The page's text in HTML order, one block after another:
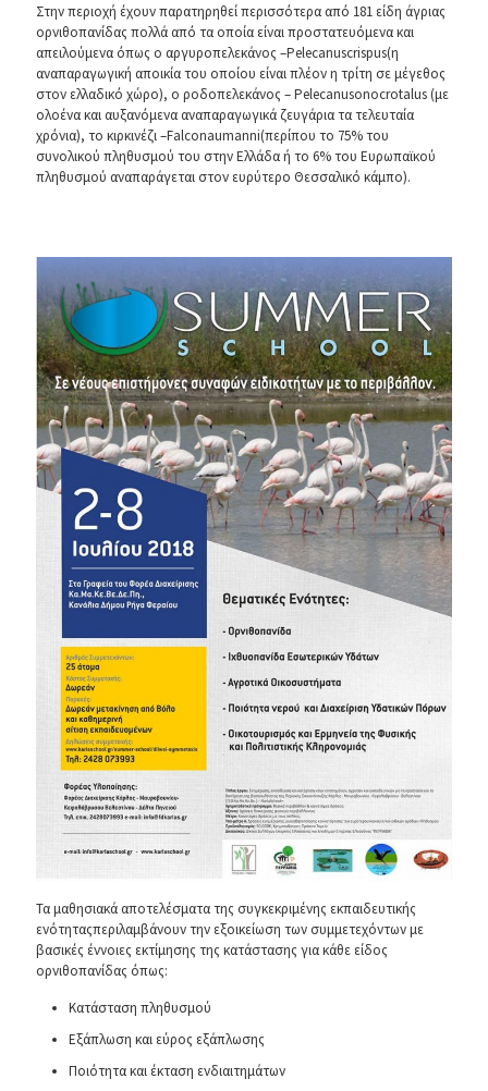
Στην περιοχή έχουν παρατηρηθεί περισσότερα από 181 είδη άγριας
ορνιθοπανίδας πολλά από τα οποία είναι προστατευόμενα και
απειλούμενα όπως ο αργυροπελεκάνος –Pelecanuscrispus(η
αναπαραγωγική αποικία του οποίου είναι πλέον η τρίτη σε μέγεθος
στον ελλαδικό χώρο), ο ροδοπελεκάνος – Pelecanusonocrotalus (με
ολοένα και αυξανόμενα αναπαραγωγικά ζευγάρια τα τελευταία
χρόνια), το κιρκινέζι –Falconaumanni(περίπου το 75% του
συνολικού πληθυσμού του στην Ελλάδα ή το 6% του Ευρωπαϊκού
πληθυσμού αναπαράγεται στον ευρύτερο Θεσσαλικό κάμπο).
Τα μαθησιακά αποτελέσματα της συγκεκριμένης εκπαιδευτικής
ενότηταςπεριλαμβάνουν την εξοικείωση των συμμετεχόντων με
βασικές έννοιες εκτίμησης της κατάστασης για κάθε είδος
ορνιθοπανίδας όπως:
Κατάσταση πληθυσμού
Εξάπλωση και εύρος εξάπλωσης
Ποιότητα και έκταση ενδιαιτημάτων